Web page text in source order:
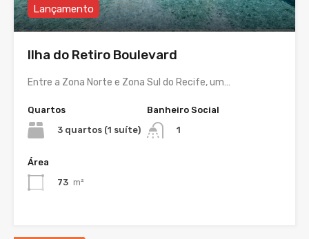
Lançamento
Ilha do Retiro Boulevard
Entre a Zona Norte e Zona Sul do Recife, um…
Quartos
3 quartos (1 suíte)
Banheiro Social
1
Área
73 m²